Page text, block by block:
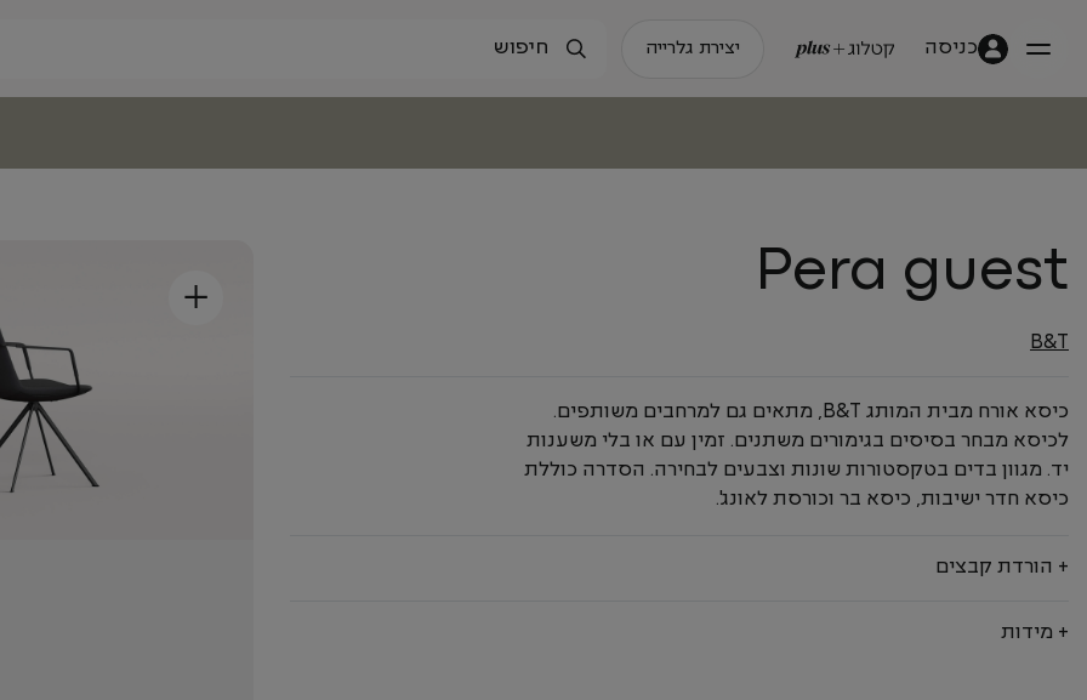
כניסה יצירת גלרייה
+ Pera guest
B&T
כיסא אורח מבית המותג B&T, מתאים גם למרחבים משותפים.
לכיסא מבחר בסיסים בגימורים משתנים. זמין עם או בלי משענות
יד. מגוון בדים בטקסטורות שונות וצבעים לבחירה. הסדרה כוללת
כיסא חדר ישיבות, כיסא בר וכורסת לאונג'.
+ הורדת קבצים
+ מידות